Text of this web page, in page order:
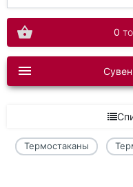
0
Термостаканы